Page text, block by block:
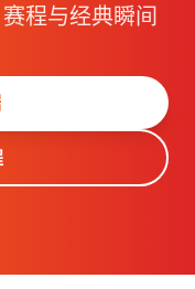
程与经典瞬间